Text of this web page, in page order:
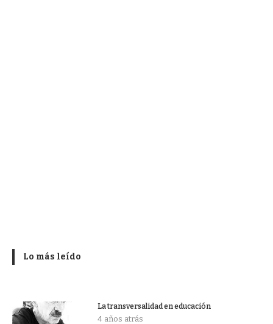
Lo más leído
La transversalidad en educación
4 años atrás